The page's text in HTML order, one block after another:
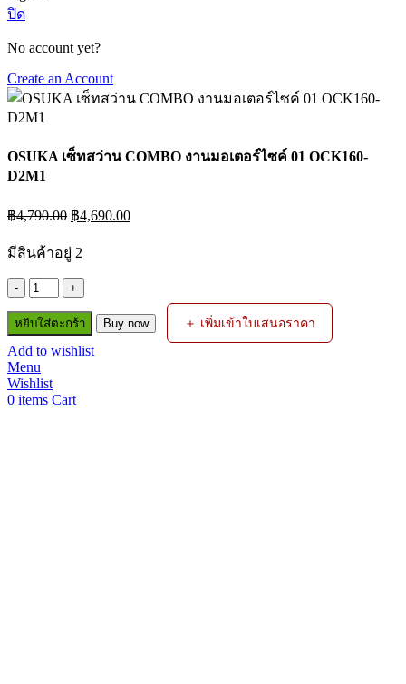
ปิด
No account yet?
Create an Account
OSUKA เซ็ทสว่าน COMBO งานมอเตอร์ไซค์ 01 OCK160-
D2M1
฿4,790.00 Original
price
was:
฿4,790.00.
฿4,690.00Current
price
มีสินค้าอยู่ 2
จำนวน
OSUKA
เซ็ท
สว่าน
COMBO
งาน
หยิบใส่ตะกร้า Buy now ＋ เพิ่มเข้าใบเสนอราคา
Add to wishlist
Menu
Wishlist
0 items Cart